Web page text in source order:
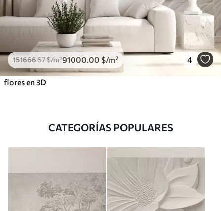
151666.67$/m²91000 .00 $/m² 4
flores en 3D
CATEGORÍAS POPULARES